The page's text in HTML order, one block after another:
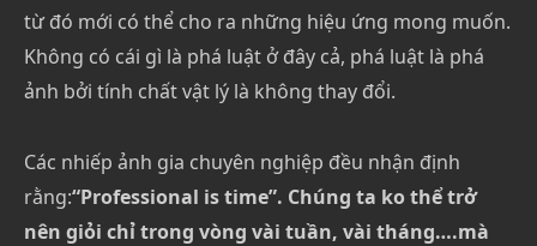
từ đó mới có thể cho ra những hiệu ứng mong muốn.
Không có cái gì là phá luật ở đây cả, phá luật là phá
ảnh bởi tính chất vật lý là không thay đổi.
Các nhiếp ảnh gia chuyên nghiệp đều nhận định
rằng:“Professional is time”. Chúng ta ko thể trở
nên giỏi chỉ trong vòng vài tuần, vài tháng….mà